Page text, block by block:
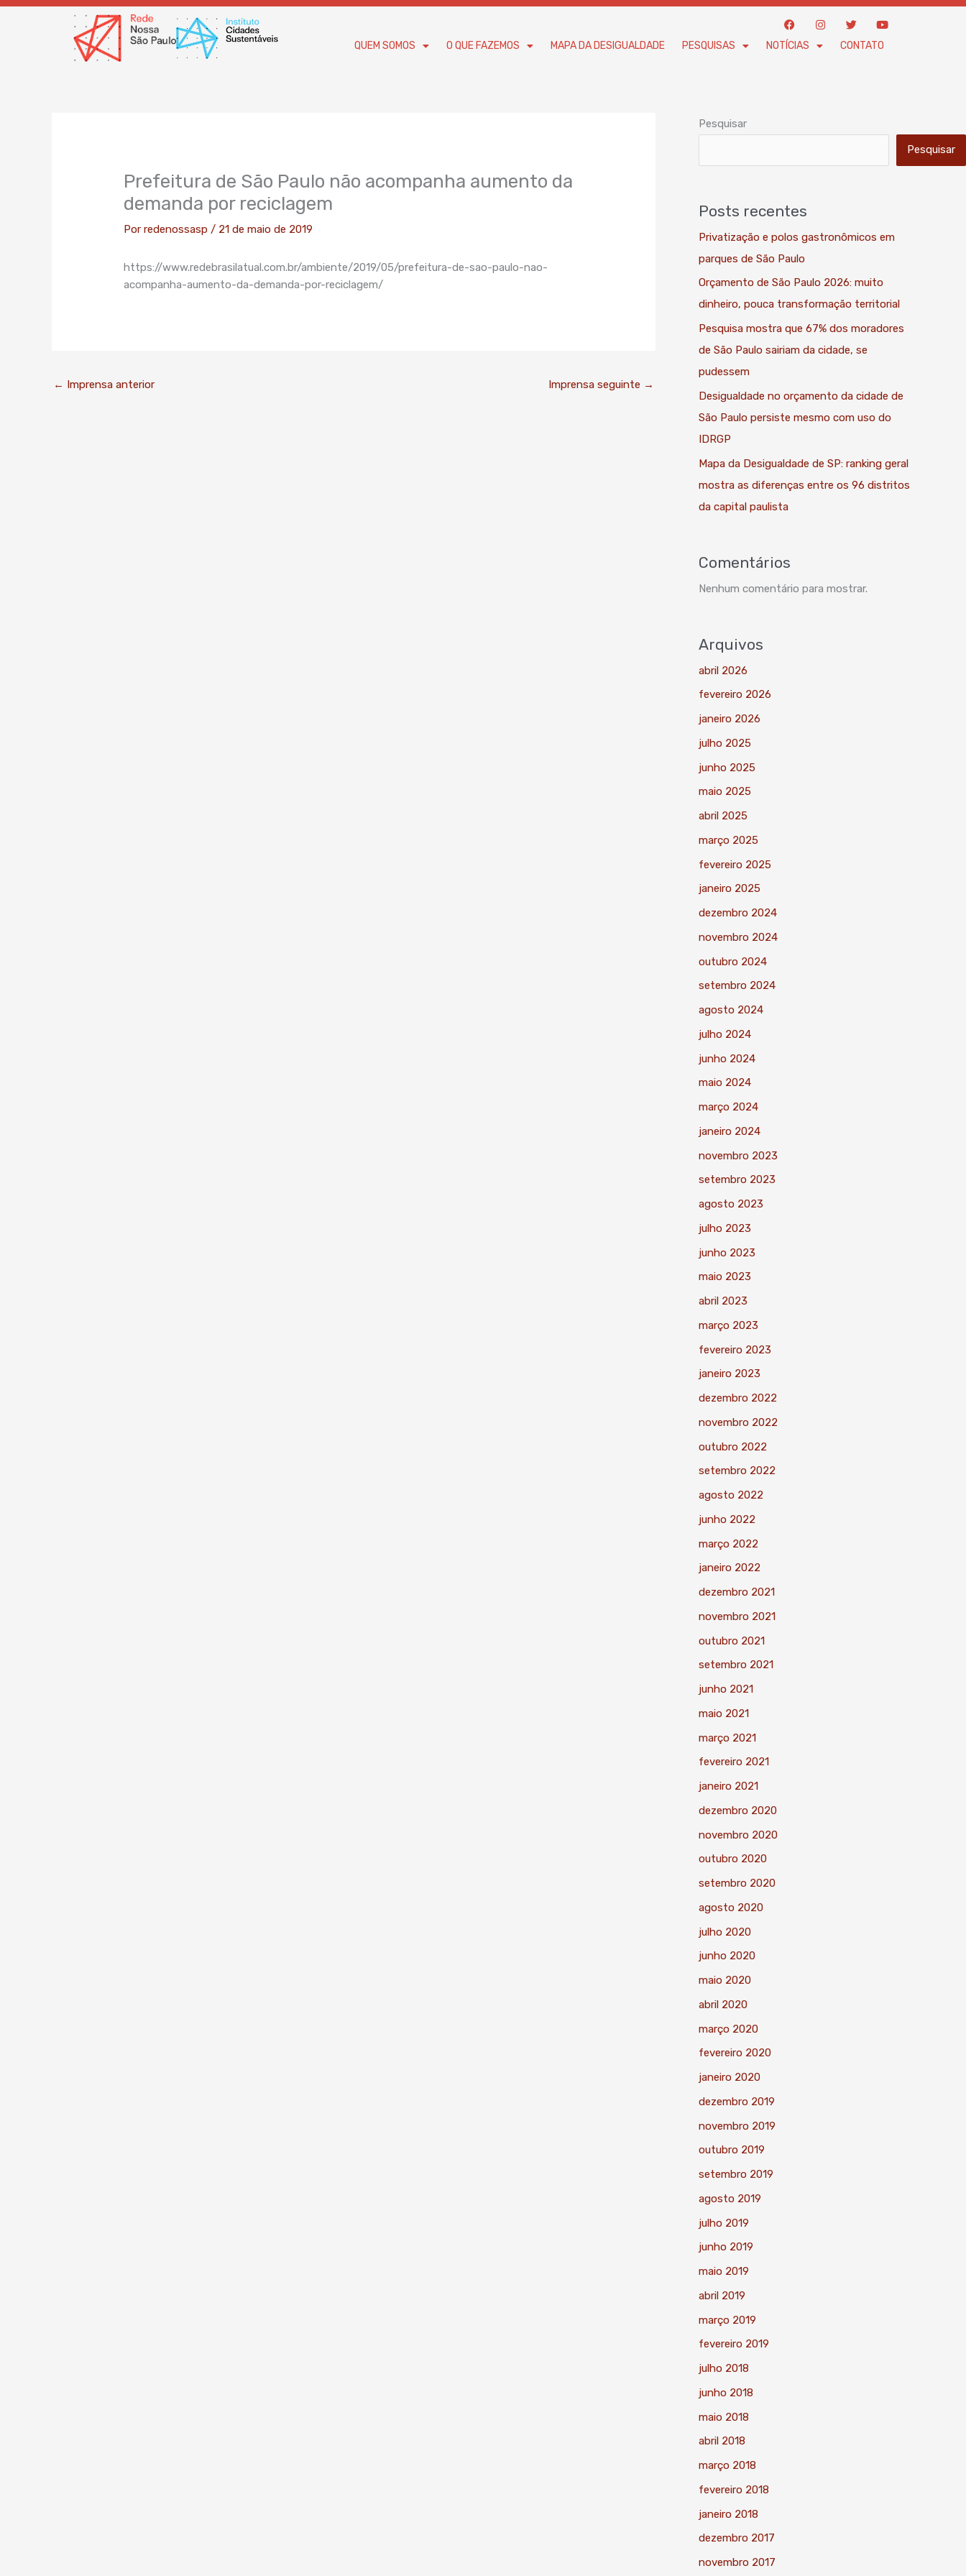
Ir
F
a
c
e
I
n
t
T
w
i
t
Y
o
u
t
QUEM SOMOS O QUE FAZEMOS MAPA DA DESIGUALDADE PESQUISAS NOTÍCIAS CONTATO
Prefeitura de São Paulo não acompanha aumento da
demanda por reciclagem
Porredenossasp/ 21 de maio de 2019
https://www.redebrasilatual.com.br/ambiente/2019/05/prefeitura-de-sao-paulo-nao-
acompanha-aumento-da-demanda-por-reciclagem/
← Imprensa anterior Imprensa seguinte →
Pesquisar
Pesquisar
Posts recentes
Privatização e polos gastronômicos em
parques de São Paulo
Orçamento de São Paulo 2026: muito
dinheiro, pouca transformação territorial
Pesquisa mostra que 67% dos moradores
de São Paulo sairiam da cidade, se
pudessem
Desigualdade no orçamento da cidade de
São Paulo persiste mesmo com uso do
IDRGP
Mapa da Desigualdade de SP: ranking geral
mostra as diferenças entre os 96 distritos
da capital paulista
Comentários
Nenhum comentário para mostrar.
Arquivos
abril 2026
fevereiro 2026
janeiro 2026
julho 2025
junho 2025
maio 2025
abril 2025
março 2025
fevereiro 2025
janeiro 2025
dezembro 2024
novembro 2024
outubro 2024
setembro 2024
agosto 2024
julho 2024
junho 2024
maio 2024
março 2024
janeiro 2024
novembro 2023
setembro 2023
agosto 2023
julho 2023
junho 2023
maio 2023
abril 2023
março 2023
fevereiro 2023
janeiro 2023
dezembro 2022
novembro 2022
outubro 2022
setembro 2022
agosto 2022
junho 2022
março 2022
janeiro 2022
dezembro 2021
novembro 2021
outubro 2021
setembro 2021
junho 2021
maio 2021
março 2021
fevereiro 2021
janeiro 2021
dezembro 2020
novembro 2020
outubro 2020
setembro 2020
agosto 2020
julho 2020
junho 2020
maio 2020
abril 2020
março 2020
fevereiro 2020
janeiro 2020
dezembro 2019
novembro 2019
outubro 2019
setembro 2019
agosto 2019
julho 2019
junho 2019
maio 2019
abril 2019
março 2019
fevereiro 2019
julho 2018
junho 2018
maio 2018
abril 2018
março 2018
fevereiro 2018
janeiro 2018
dezembro 2017
novembro 2017